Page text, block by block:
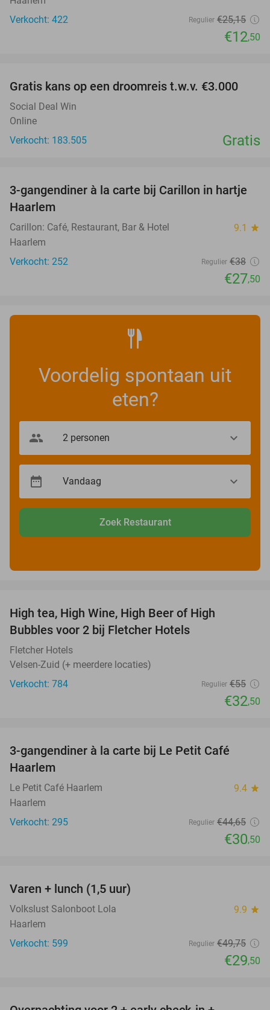
Verkocht: 422
Regulier €25,15
€12,50
Gratis kans op een droomreis t.w.v. €3.000
Social Deal Win
Online
Verkocht: 183.505
Gratis
28%
3-gangendiner à la carte bij Carillon in hartje
Haarlem
Carillon: Café, Restaurant, Bar & Hotel 9.1 star
Haarlem
Verkocht: 252
Regulier €38
€27,50
Voordelig spontaan uit
eten?
Zoek Restaurant
High tea, High Wine, High Beer of High
Bubbles voor 2 bij Fletcher Hotels
Fletcher Hotels
Velsen-Zuid (+ meerdere locaties)
Verkocht: 784
Regulier €55
€32,50
3-gangendiner à la carte bij Le Petit Café
Haarlem
Le Petit Café Haarlem 9.4 star
Haarlem
Verkocht: 295
Regulier €44,65
€30,50
Varen + lunch (1,5 uur)
Volkslust Salonboot Lola 9.9 star
Haarlem
Verkocht: 599
Regulier €49,75
€29,50